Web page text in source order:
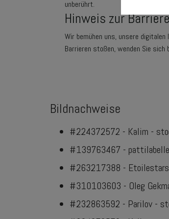
unberührt.
Hinweis zur
Wir bemühen uns, unsere
Barrieren stoßen, wenden Sie
Bildnachweise
#224372572 - Kalim -
#139763467 - pattilabelle
#263217388 - Etoilestars
#310103603 - Oleg
#232863592 - Parilov -